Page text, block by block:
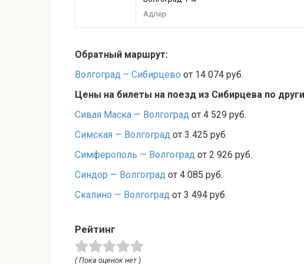
Адлер
Обратный маршрут:
Волгоград – Сибирцево от 14 074 руб.
Цены на билеты на поезд из Сибирцева по
Сивая Маска — Волгоград от 4 529 руб.
Симская — Волгоград от 3 425 руб.
Симферополь — Волгоград от 2 926 руб.
Синдор — Волгоград от 4 085 руб.
Скалино — Волгоград от 3 494 руб.
Рейтинг
( Пока оценок нет )